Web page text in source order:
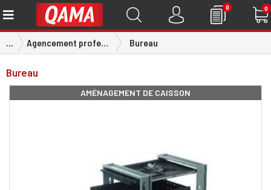
0 0
... Agencement professionnel Bureau
Bureau
AMÉNAGEMENT DE CAISSON